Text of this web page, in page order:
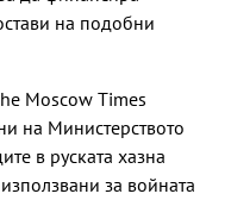
на подобни
Moscow Times
на Министерството
в руската хазна
за войната